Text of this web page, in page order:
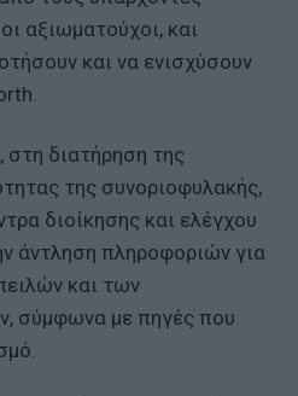
αξιωματούχοι, και
και να ενισχύσουν
διατήρηση της
της συνοριοφυλακής,
διοίκησης και ελέγχου
άντληση πληροφοριών για
και των
σύμφωνα με πηγές που